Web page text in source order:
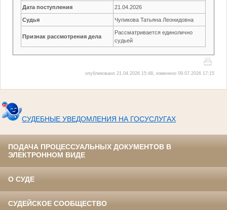
Дата поступления 21.04.2026
Судья Чупикова Татьяна Леонидовна
Признак рассмотрения дела
Рассматривается единолично
судьей
опубликовано 21.04.2026 15:48, изменено 09.07.2026 17:15
СУДЕБНЫЕ УВЕДОМЛЕНИЯ НА ГОСУСЛУГАХ
ПОДАЧА ПРОЦЕССУАЛЬНЫХ ДОКУМЕНТОВ В
ЭЛЕКТРОННОМ ВИДЕ
О СУДЕ
СУДЕЙСКОЕ СООБЩЕСТВО